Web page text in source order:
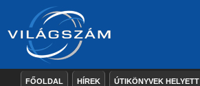
FŐOLDAL HÍREK ÚTIKÖNYVEK HELYETT